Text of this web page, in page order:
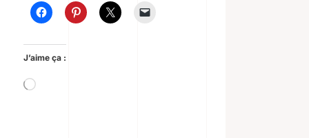
J’aime ça :
Chargement…